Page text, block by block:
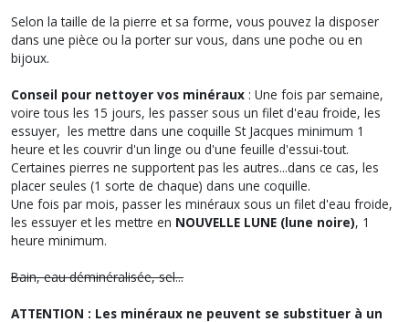
Selon la taille de la pierre et sa forme, vous pouvez la disposer
dans une pièce ou la porter sur vous, dans une poche ou en
bijoux.
Conseil pour nettoyer vos minéraux : Une fois par semaine,
voire tous les 15 jours, les passer sous un filet d'eau froide, les
essuyer, les mettre dans une coquille St Jacques minimum 1
heure et les couvrir d'un linge ou d'une feuille d'essui-tout.
Certaines pierres ne supportent pas les autres...dans ce cas, les
placer seules (1 sorte de chaque) dans une coquille.
Une fois par mois, passer les minéraux sous un filet d'eau froide,
les essuyer et les mettre en NOUVELLE LUNE (lune noire), 1
heure minimum.
Bain, eau déminéralisée, sel...
ATTENTION : Les minéraux ne peuvent se substituer à un